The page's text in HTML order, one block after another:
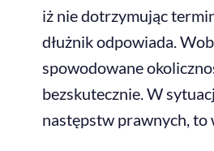
iż nie dotrzymując
dłużnik odpowiada.
spowodowane
bezskutecznie. W
następstw prawnych, to